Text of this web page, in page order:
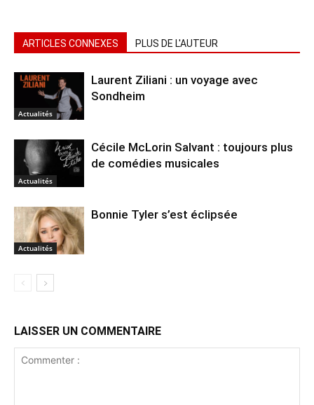
ARTICLES CONNEXES PLUS DE L'AUTEUR
Actualités
Laurent Ziliani : un voyage avec
Sondheim
Actualités
Cécile McLorin Salvant : toujours plus
de comédies musicales
Actualités
Bonnie Tyler s’est éclipsée
LAISSER UN COMMENTAIRE